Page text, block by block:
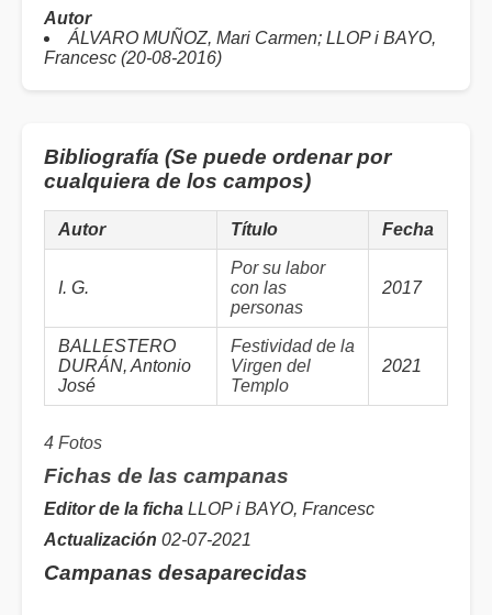
Autor
ÁLVARO MUÑOZ, Mari Carmen; LLOP i BAYO,
Francesc (20-08-2016)
Bibliografía (Se puede ordenar por
cualquiera de los campos)
Autor Título Fecha
I. G.
Por su labor
con las
personas
2017
BALLESTERO
DURÁN, Antonio
José
Festividad de la
Virgen del
Templo
2021
4 Fotos
Fichas de las campanas
Editor de la ficha LLOP i BAYO, Francesc
Actualización 02-07-2021
Campanas desaparecidas